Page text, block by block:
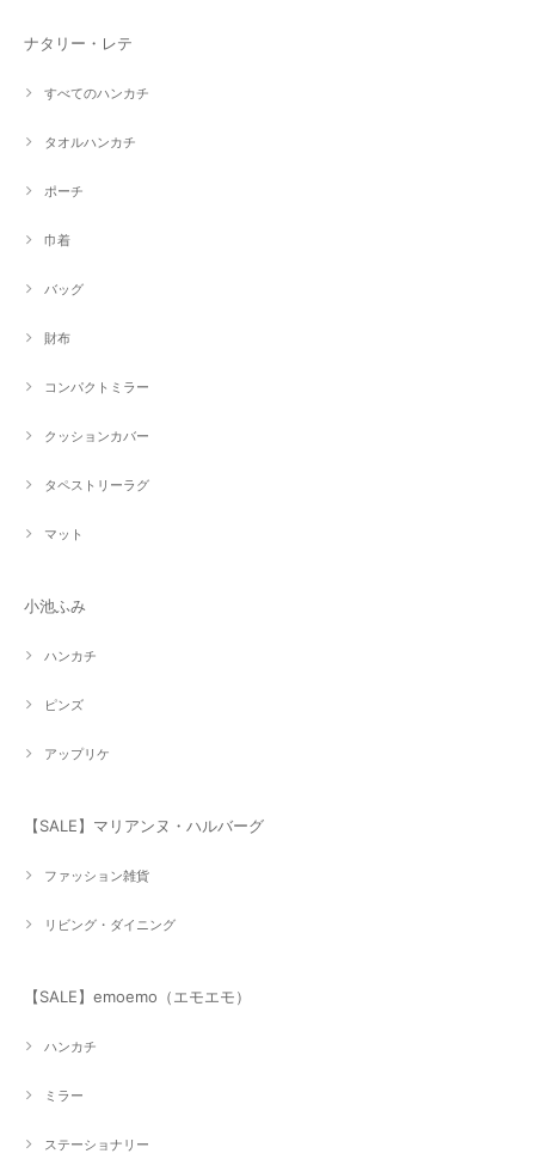
ナタリー・レテ
すべてのハンカチ
タオルハンカチ
ポーチ
巾着
バッグ
財布
コンパクトミラー
クッションカバー
タペストリーラグ
マット
小池ふみ
ハンカチ
ピンズ
アップリケ
【SALE】マリアンヌ・ハルバーグ
ファッション雑貨
リビング・ダイニング
【SALE】emoemo（エモエモ）
ハンカチ
ミラー
ステーショナリー